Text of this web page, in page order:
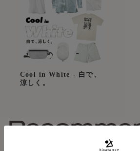
◾️Mサイズ
行動食や携帯電話、ファーストエイド
た小物などに、丁度よいサイズです。
ガジェットやインナー、エマージェン
Cool in White - 白で、
涼しく。